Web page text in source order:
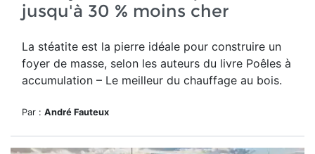
jusqu'à 30 % moins cher
La stéatite est la pierre idéale pour construire un
foyer de masse, selon les auteurs du livre Poêles à
accumulation – Le meilleur du chauffage au bois.
Par : André Fauteux